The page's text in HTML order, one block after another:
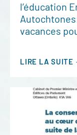
l’éducation
vacances
LIRE LA SUITE